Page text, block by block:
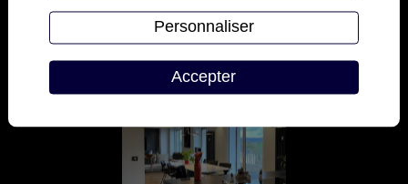
Accepter
Personnaliser